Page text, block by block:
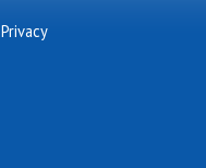
Privacy